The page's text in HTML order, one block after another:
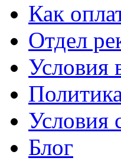
Как
Отдел
Условия
Условия
Блог